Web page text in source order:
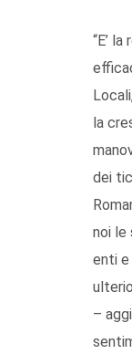
“E’
la
dei
noi le
enti e
–